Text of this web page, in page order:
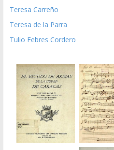
Teresa Carreño
Teresa de la Parra
Tulio Febres Cordero